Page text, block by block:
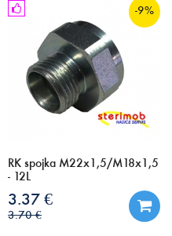
-9%
RK spojka M22x1,5/M18x1,5
- 12L
3.37 €
3.70 €